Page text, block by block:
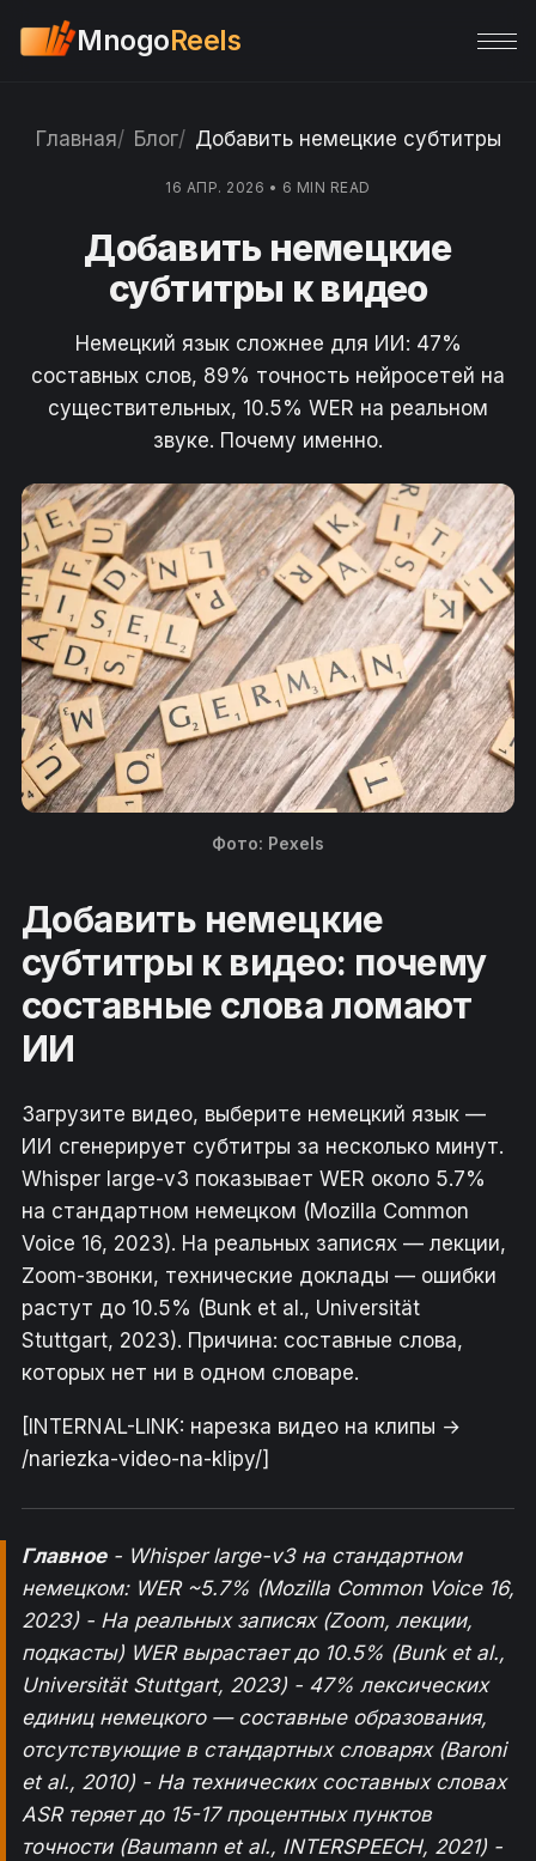
MnogoReels
Главная Блог Добавить немецкие субтитры к
16 АПР. 2026 • 6 MIN READ
Добавить немецкие
субтитры к видео
Немецкий язык сложнее для ИИ: 47%
составных слов, 89% точность нейросетей на
существительных, 10.5% WER на реальном
звуке. Почему именно.
Фото: Pexels
Добавить немецкие
субтитры к видео: почему
составные слова ломают
ИИ
Загрузите видео, выберите немецкий язык —
ИИ сгенерирует субтитры за несколько минут.
Whisper large-v3 показывает WER около 5.7%
на стандартном немецком (Mozilla Common
Voice 16, 2023). На реальных записях — лекции,
Zoom-звонки, технические доклады — ошибки
растут до 10.5% (Bunk et al., Universität
Stuttgart, 2023). Причина: составные слова,
которых нет ни в одном словаре.
[INTERNAL-LINK: нарезка видео на клипы →
/nariezka-video-na-klipy/]
Главное- Whisper large-v3 на стандартном
немецком: WER ~5.7% (Mozilla Common Voice 16,
2023) - На реальных записях (Zoom, лекции,
подкасты) WER вырастает до 10.5% (Bunk et al.,
Universität Stuttgart, 2023) - 47% лексических
единиц немецкого — составные образования,
отсутствующие в стандартных словарях (Baroni
et al., 2010) - На технических составных словах
ASR теряет до 15-17 процентных пунктов
точности (Baumann et al., INTERSPEECH, 2021) -